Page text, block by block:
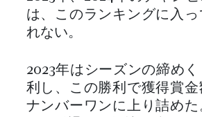
は、このランキングに入
れない。
2023年はシーズンの締め
利し、この勝利で獲得賞
ナンバーワンに上り詰めた